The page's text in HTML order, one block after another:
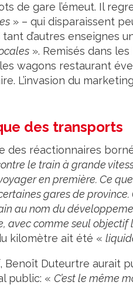
de gare l’émeut. Il
» – qui disparaissent
d’autres enseignes
». Remisés dans
wagons restaurant
L’invasion du
des transports
des réactionnaires
le train à grande
en première. Ce
gares de province.
au nom du
avec comme seul
kilomètre ait été «
Benoît Duteurtre aurait
public: « C’est le même